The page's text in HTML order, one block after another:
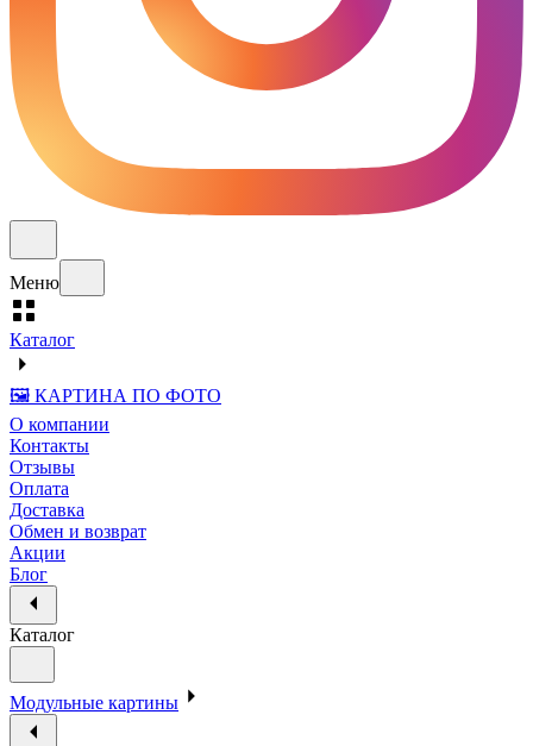
Меню
Каталог
🖼️ КАРТИНА ПО ФОТО
О компании
Контакты
Отзывы
Оплата
Доставка
Обмен и возврат
Акции
Блог
Каталог
Модульные картины